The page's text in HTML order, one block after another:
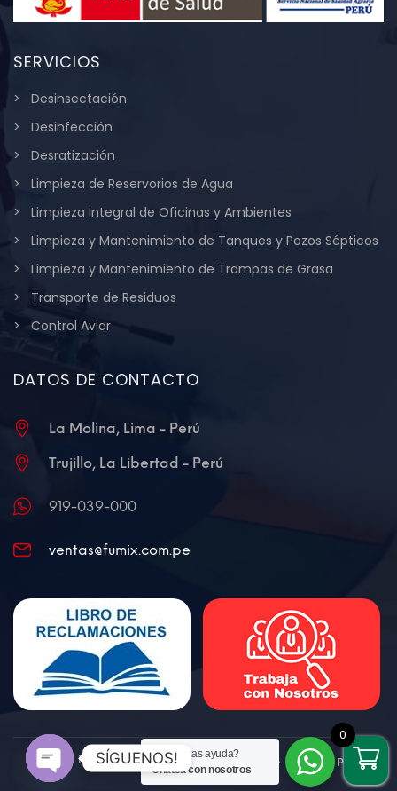
SERVICIOS
Desinsectación
Desinfección
Desratización
Limpieza de Reservorios de Agua
Limpieza Integral de Oficinas y Ambientes
Limpieza y Mantenimiento de Tanques y Pozos Sépticos
Limpieza y Mantenimiento de Trampas de Grasa
Transporte de Residuos
Control Aviar
DATOS DE CONTACTO
La Molina, Lima - Perú
Trujillo, La Libertad - Perú
919-039-000
ventas@fumix.com.pe
@2020 FUMIX - Todos los derechos reservados. Diseñado por
www.tandaperu.com
¿Necesitas ayuda?
Chatea con nosotros
0
SÍGUENOS!